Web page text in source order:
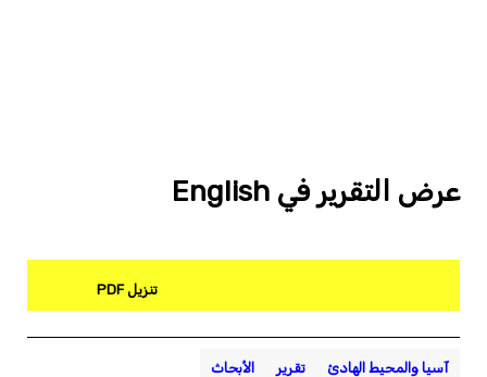
عرض التقرير في English
تنزيل PDF
آسيا والمحيط الهادئ تقرير الأبحاث